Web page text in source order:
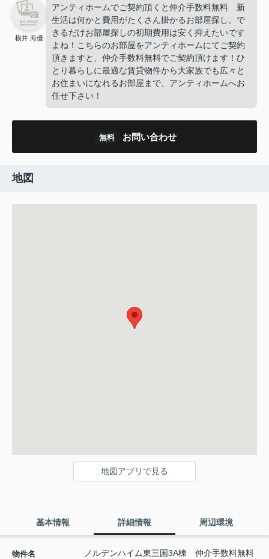
横井 海優
アンティホームでご契約頂くと仲介手数料無料 新
生活は何かと費用がたくさん掛かるお部屋探し。で
きるだけお部屋探しの初期費用は安く抑えたいです
よね！こちらのお部屋をアンティホームにてご契約
頂きますと、仲介手数料無料でご契約頂けます！ひ
とり暮らしに最適な賃貸物件から大家族でも広々と
お住まいになれるお部屋まで、アンティホームへお
任せ下さい！
無料 お問い合わせ
地図
地図アプリで見る
基本情報 詳細情報 周辺環境
物件名 ノルデンハイム東三国3A棟 仲介手数料無料